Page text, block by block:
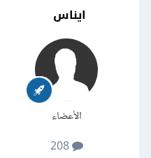
ايناس
الأعضاء
208